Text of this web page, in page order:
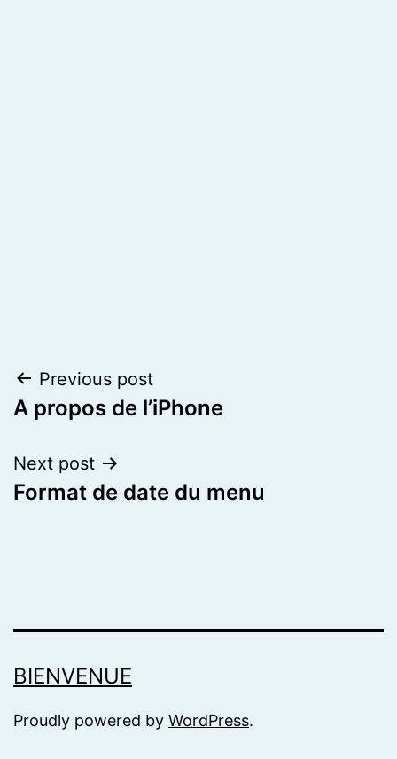
Post
navigation
Previous post
A propos de l’iPhone
Next post
Format de date du menu
BIENVENUE
Proudly powered by WordPress.